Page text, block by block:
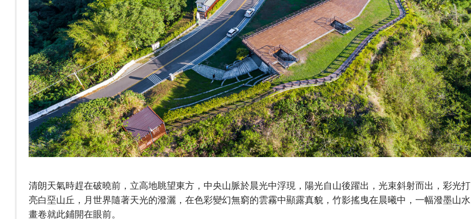
清朗天氣時趕在破曉前，立高地眺望東方，中央山脈於晨光中浮現，陽光自山後躍出，光束斜射而出，彩光打
亮白堊山丘，月世界隨著天光的潑灑，在色彩變幻無窮的雲霧中顯露真貌，竹影搖曳在晨曦中，一幅潑墨山水
畫卷就此鋪開在眼前。